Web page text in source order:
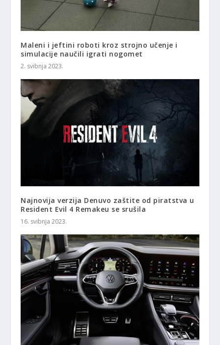
Maleni i jeftini roboti kroz strojno učenje i
simulacije naučili igrati nogomet
2. svibnja 2023.
Najnovija verzija Denuvo zaštite od piratstva u
Resident Evil 4 Remakeu se srušila
16. svibnja 2023.